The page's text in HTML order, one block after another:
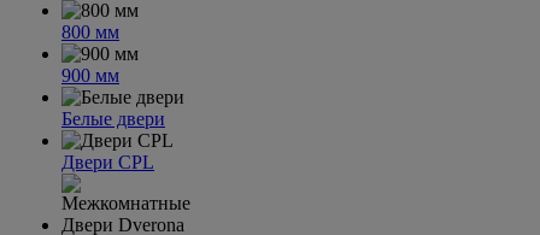
800 мм
900 мм
Белые двери
Двери CPL